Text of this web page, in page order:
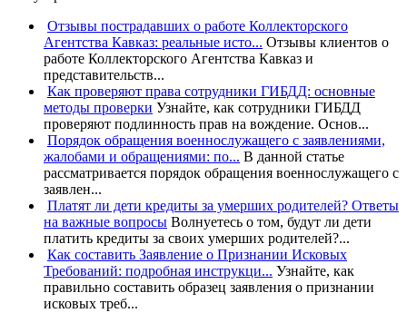
Отзывы пострадавших о работе Коллекторского
Агентства Кавказ: реальные исто... Отзывы клиентов о
работе Коллекторского Агентства Кавказ и
представительств...
Как проверяют права сотрудники ГИБДД: основные
методы проверки Узнайте, как сотрудники ГИБДД
проверяют подлинность прав на вождение. Основ...
Порядок обращения военнослужащего с заявлениями,
жалобами и обращениями: по... В данной статье
рассматривается порядок обращения военнослужащего с
заявлен...
Платят ли дети кредиты за умерших родителей? Ответы
на важные вопросы Волнуетесь о том, будут ли дети
платить кредиты за своих умерших родителей?...
Как составить Заявление о Признании Исковых
Требований: подробная инструкци... Узнайте, как
правильно составить образец заявления о признании
исковых треб...